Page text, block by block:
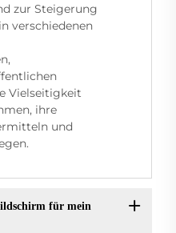
zur Steigerung
verschiedenen
Vielseitigkeit
ihre
und
für mein